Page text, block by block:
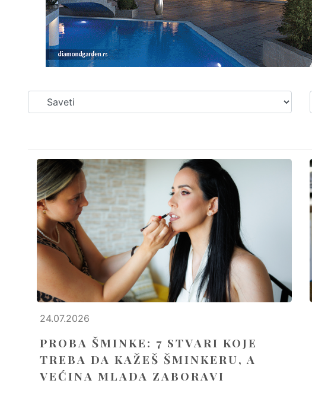
24.07.2026
PROBA ŠMINKE: 7 STVARI KOJE
TREBA DA KAŽEŠ ŠMINKERU, A
VEĆINA MLADA ZABORAVI